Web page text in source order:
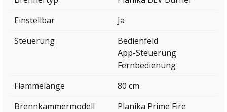
Einstellbar
Ja
Steuerung
Bedienfeld
App-Steuerung
Fernbedienung
Flammelänge
80 cm
Brennkammermodell
Planika Prime Fire